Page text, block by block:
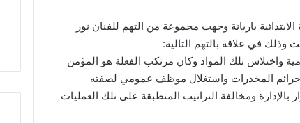
باريانة وجهت مجموعة من التهم للفنان نور
في علاقة بالتهم التالية:
واختلاس تلك المواد وكان مرتكب الفعلة هو المؤمن
المخدرات واستغلال موظف عمومي لصفته
بالإدارة ومخالفة التراتيب المنطبقة على تلك العمليات